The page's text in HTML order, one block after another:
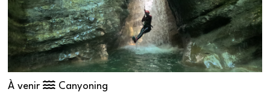
À venir Canyoning